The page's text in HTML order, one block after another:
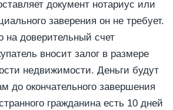
документ нотариус или
заверения он не требует.
на доверительный счет
вносит залог в размере
недвижимости. Деньги будут
до окончательного завершения
гражданина есть 10 дней